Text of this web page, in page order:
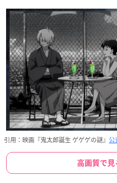
引用：映画『鬼太郎誕生 ゲゲゲの謎』 公
高画質で